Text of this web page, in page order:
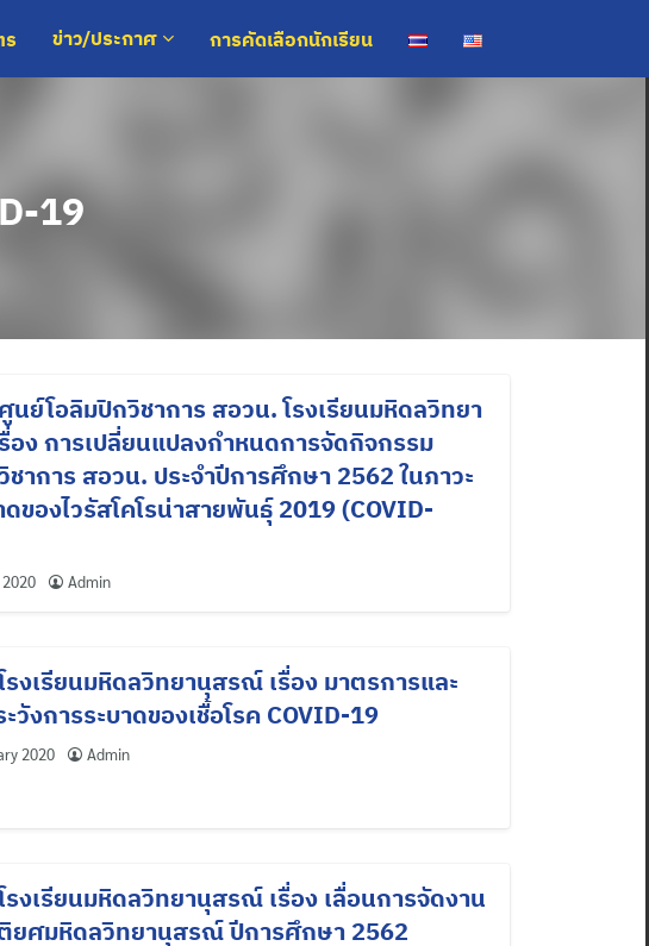
ร ข่าว/ประกาศ การคัดเลือกนักเรียน
19
นย์โอลิมปิกวิชาการ สอวน. โรงเรียนมหิดลวิทยา
อง การเปลี่ยนแปลงกำหนดการจัดกิจกรรม
ชาการ สอวน. ประจำปีการศึกษา 2562 ในภาวะ
ดของไวรัสโคโรน่าสายพันธุ์ 2019 (COVID-
Admin
รงเรียนมหิดลวิทยานุสรณ์ เรื่อง มาตรการและ
วังการระบาดของเชื้อโรค COVID-19
2020 Admin
รงเรียนมหิดลวิทยานุสรณ์ เรื่อง เลื่อนการจัดงาน
ยศมหิดลวิทยานุสรณ์ ปีการศึกษา 2562